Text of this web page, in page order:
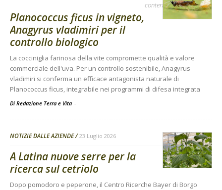
contenuto sponsorizzato
Planococcus ficus in vigneto,
Anagyrus vladimiri per il
controllo biologico
La cocciniglia farinosa della vite compromette qualità e valore
commerciale dell'uva. Per un controllo sostenibile, Anagyrus
vladimiri si conferma un efficace antagonista naturale di
Planococcus ficus, integrabile nei programmi di difesa integrata
Di Redazione Terra e Vita -
NOTIZIE DALLE AZIENDE 23 Luglio 2026
A Latina nuove serre per la
ricerca sul cetriolo
Dopo pomodoro e peperone, il Centro Ricerche Bayer di Borgo